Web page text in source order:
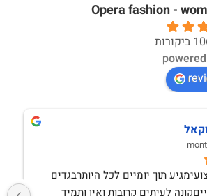
Opera fashion -